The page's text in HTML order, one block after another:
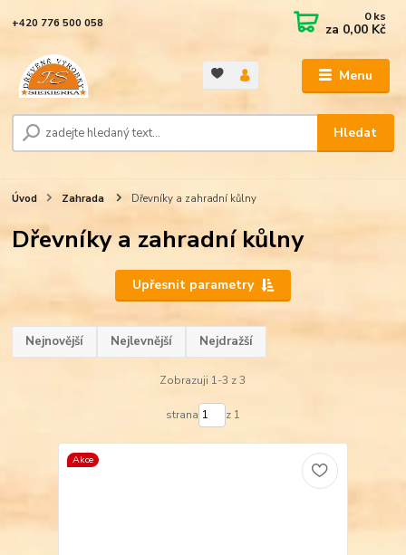
Menu
Hledat
+420 776 500 058 0ks
za 0,00 Kč
Úvod Zahrada Dřevníky a zahradní kůlny
Dřevníky a zahradní kůlny
Upřesnit parametry
Nejnovější Nejlevnější Nejdražší
Zobrazuji 1-3 z 3
strana z 1
Akce